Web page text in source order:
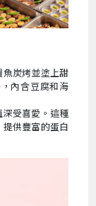
炭烤並塗上甜
內含豆腐和海
受喜愛。這種
供豐富的蛋白